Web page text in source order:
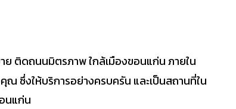
ย ติดถนนมิตรภาพ ใกล้เมืองขอนแก่น ภายใน
ซึ่งให้บริการอย่างครบครัน และเป็นสถานที่ใน
นแก่น